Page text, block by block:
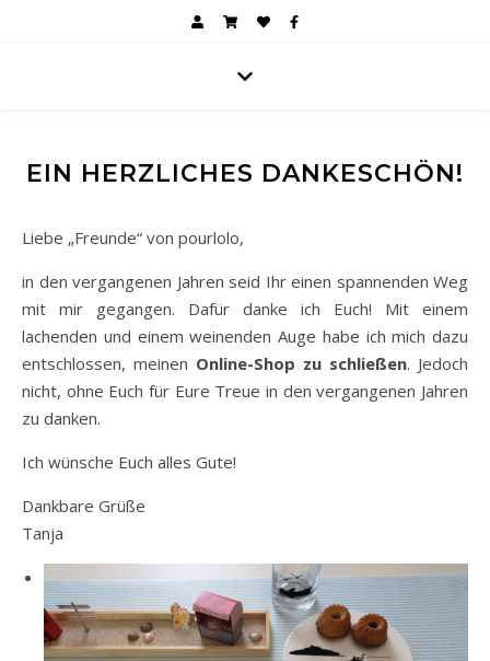
EIN HERZLICHES DANKESCHÖN!
Liebe „Freunde“ von pourlolo,
in den vergangenen Jahren seid Ihr einen spannenden Weg
mit mir gegangen. Dafür danke ich Euch! Mit einem
lachenden und einem weinenden Auge habe ich mich dazu
entschlossen, meinen Online-Shop zu schließen. Jedoch
nicht, ohne Euch für Eure Treue in den vergangenen Jahren
zu danken.
Ich wünsche Euch alles Gute!
Dankbare Grüße
Tanja